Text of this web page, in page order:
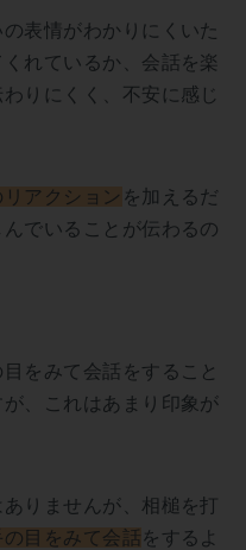
表情がわかりにくいた
れているか、会話を楽
りにくく、不安に感じ
アクション を加えるだ
でいることが伝わるの
をみて会話をすること
、これはあまり印象が
りませんが、相槌を打
の目をみて会話をするよ